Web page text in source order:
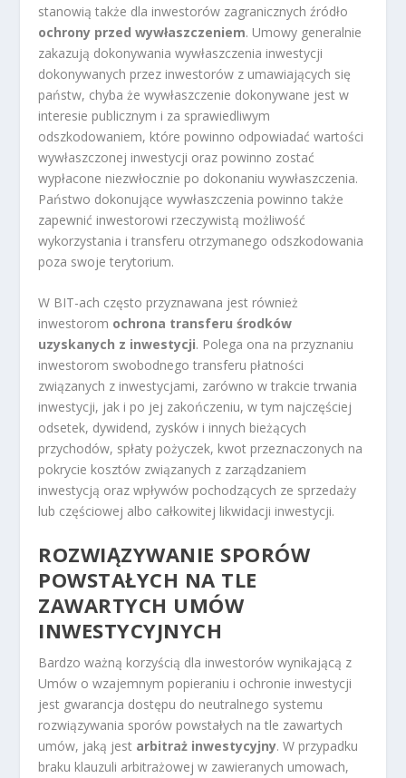
stanowią także dla inwestorów zagranicznych źródło
ochrony przed wywłaszczeniem. Umowy generalnie
zakazują dokonywania wywłaszczenia inwestycji
dokonywanych przez inwestorów z umawiających się
państw, chyba że wywłaszczenie dokonywane jest w
interesie publicznym i za sprawiedliwym
odszkodowaniem, które powinno odpowiadać wartości
wywłaszczonej inwestycji oraz powinno zostać
wypłacone niezwłocznie po dokonaniu wywłaszczenia.
Państwo dokonujące wywłaszczenia powinno także
zapewnić inwestorowi rzeczywistą możliwość
wykorzystania i transferu otrzymanego odszkodowania
poza swoje terytorium.
W BIT-ach często przyznawana jest również
inwestorom ochrona transferu środków
uzyskanych z inwestycji. Polega ona na przyznaniu
inwestorom swobodnego transferu płatności
związanych z inwestycjami, zarówno w trakcie trwania
inwestycji, jak i po jej zakończeniu, w tym najczęściej
odsetek, dywidend, zysków i innych bieżących
przychodów, spłaty pożyczek, kwot przeznaczonych na
pokrycie kosztów związanych z zarządzaniem
inwestycją oraz wpływów pochodzących ze sprzedaży
lub częściowej albo całkowitej likwidacji inwestycji.
ROZWIĄZYWANIE SPORÓW
POWSTAŁYCH NA TLE
ZAWARTYCH UMÓW
INWESTYCYJNYCH
Bardzo ważną korzyścią dla inwestorów wynikającą z
Umów o wzajemnym popieraniu i ochronie inwestycji
jest gwarancja dostępu do neutralnego systemu
rozwiązywania sporów powstałych na tle zawartych
umów, jaką jest arbitraż inwestycyjny. W przypadku
braku klauzuli arbitrażowej w zawieranych umowach,